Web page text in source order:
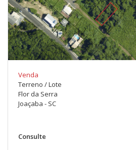
Venda
Terreno / Lote
Flor da Serra
Joaçaba - SC
Consulte